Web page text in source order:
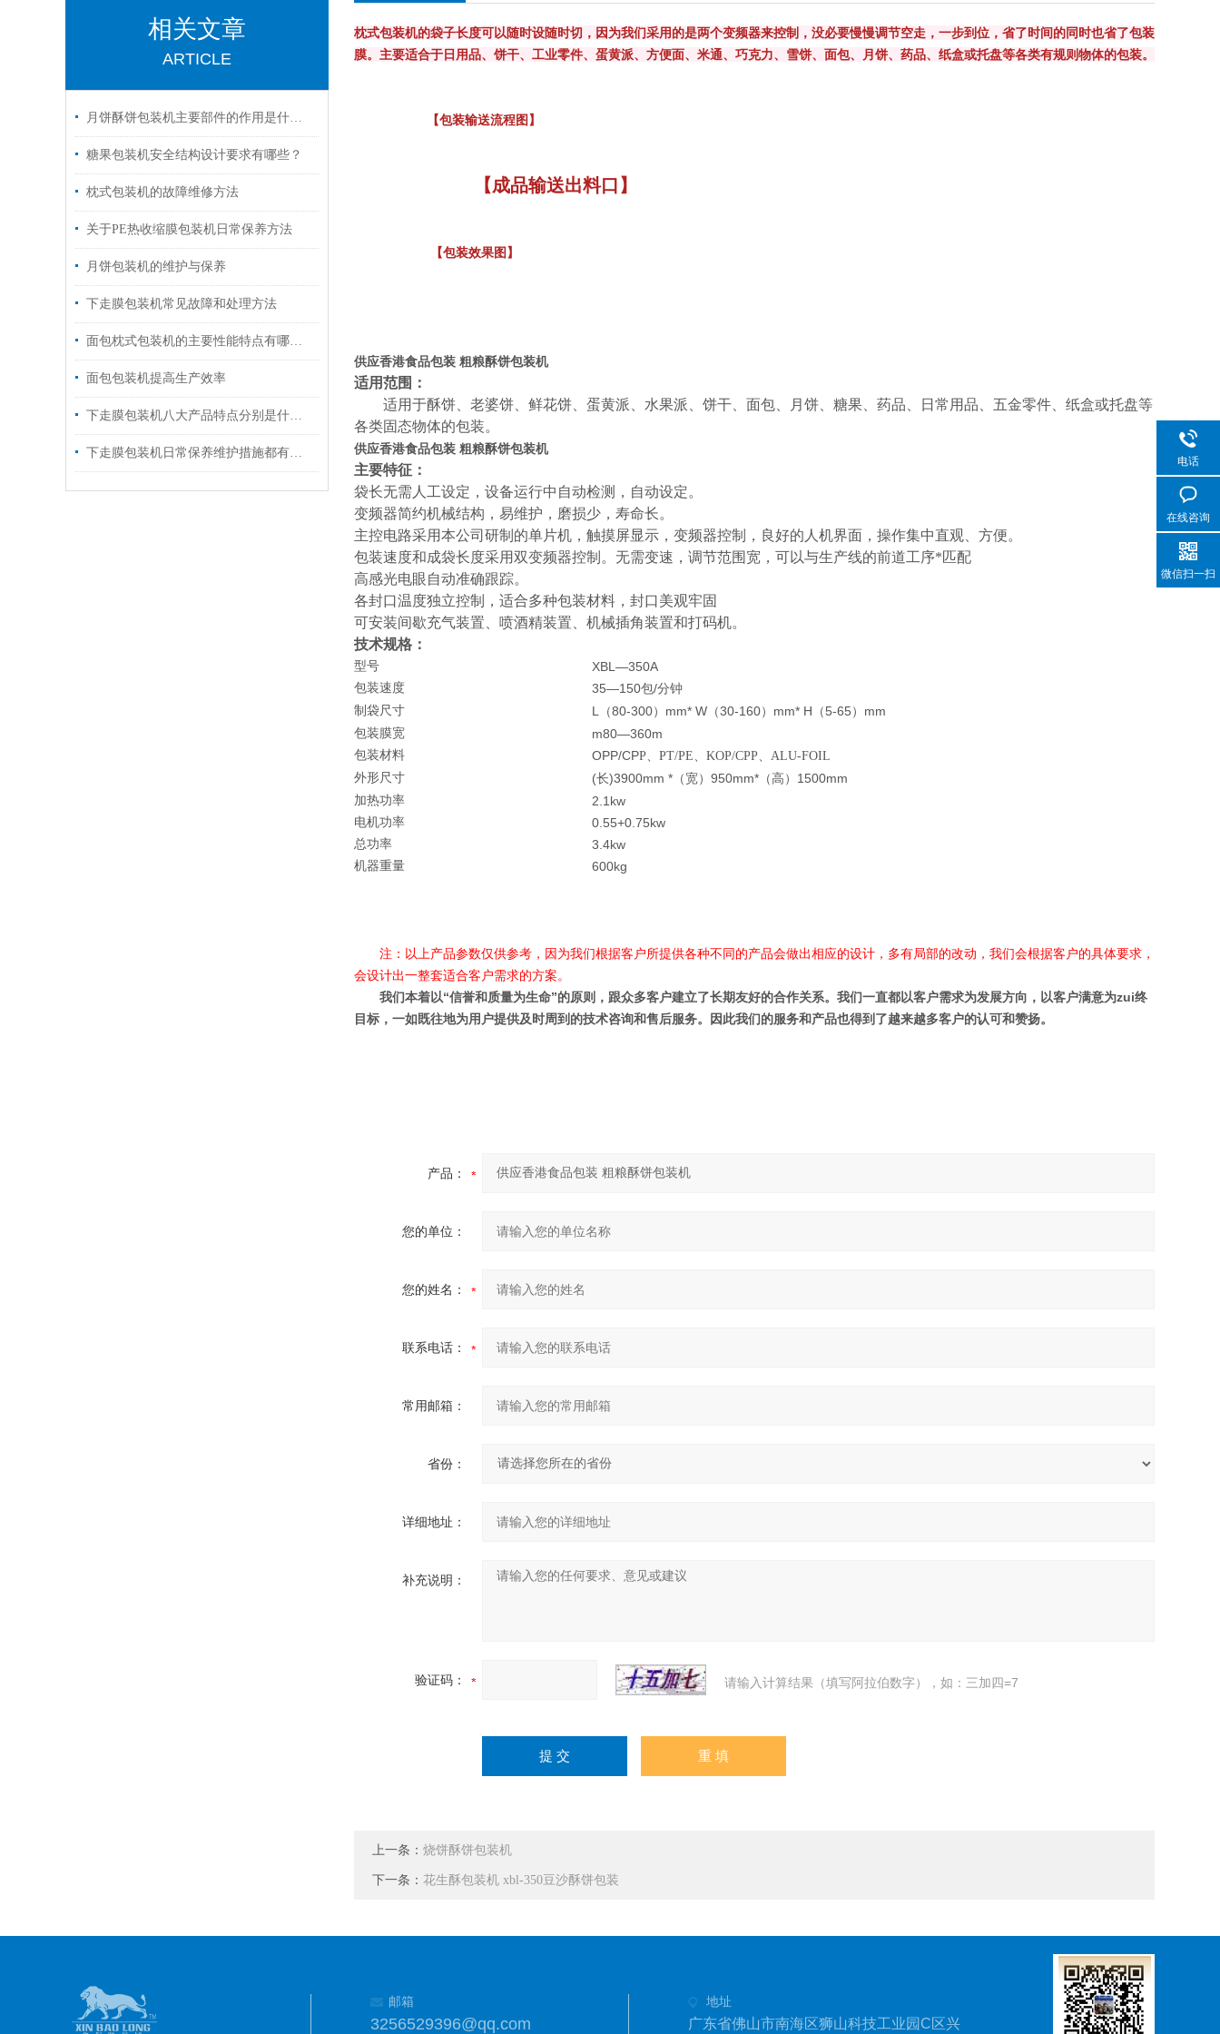
相关文章
ARTICLE
月饼酥饼包装机主要部件的作用是什么呢
糖果包装机安全结构设计要求有哪些？
枕式包装机的故障维修方法
关于PE热收缩膜包装机日常保养方法
月饼包装机的维护与保养
下走膜包装机常见故障和处理方法
面包枕式包装机的主要性能特点有哪些？
面包包装机提高生产效率
下走膜包装机八大产品特点分别是什么？
下走膜包装机日常保养维护措施都有什么？
枕式包装机的袋子长度可以随时设随时切，因为我们采用的是两个变频器来控制，没必要慢慢调节空走，一步到位，省了时间的同时也省了包装
膜。主要适合于日用品、饼干、工业零件、蛋黄派、方便面、米通、巧克力、雪饼、面包、月饼、药品、纸盒或托盘等各类有规则物体的包装。
【包装输送流程图】
【成品输送出料口】
【包装效果图】
供应香港食品包装 粗粮酥饼包装机
适用范围：
适用于酥饼、老婆饼、鲜花饼、蛋黄派、水果派、饼干、面包、月饼、糖果、药品、日常用品、五金零件、纸盒或托盘等
各类固态物体的包装。
供应香港食品包装 粗粮酥饼包装机
主要特征：
袋长无需人工设定，设备运行中自动检测，自动设定。
变频器简约机械结构，易维护，磨损少，寿命长。
主控电路采用本公司研制的单片机，触摸屏显示，变频器控制，良好的人机界面，操作集中直观、方便。
包装速度和成袋长度采用双变频器控制。无需变速，调节范围宽，可以与生产线的前道工序*匹配
高感光电眼自动准确跟踪。
各封口温度独立控制，适合多种包装材料，封口美观牢固
可安装间歇充气装置、喷酒精装置、机械插角装置和打码机。
技术规格：
型号 XBL—350A
包装速度 35—150包/分钟
制袋尺寸
L （80-300） mm* W （30-160） mm* H （5-65 ） mm
包装膜宽 m80—360m
包装材料 OPP/CPP、PT/PE、KOP/CPP、ALU-FOIL
外形尺寸
(长)3900mm * （宽） 950mm* （高） 1500mm
加热功率 2.1kw
电机功率 0.55+0.75kw
总功率 3.4kw
机器重量 600kg
注：以上产品参数仅供参考，因为我们根据客户所提供各种不同的产品会做出相应的设计，多有局部的改动，我们会根据客户的具体要求，
会设计出一整套适合客户需求的方案。
我们本着以“信誉和质量为生命”的原则，跟众多客户建立了长期友好的合作关系。我们一直都以客户需求为发展方向，以客户满意为zui终
目标，一如既往地为用户提供及时周到的技术咨询和售后服务。因此我们的服务和产品也得到了越来越多客户的认可和赞扬。
产品：
您的单位：
您的姓名：
联系电话：
常用邮箱：
省份：
详细地址：
补充说明：
验证码： 请输入计算结果（填写阿拉伯数字），如：三加四=7
上一条： 烧饼酥饼包装机
下一条： 花生酥包装机 xbl-350豆沙酥饼包装
邮箱
3256529396@qq.com
地址
广东省佛山市南海区狮山科技工业园C区兴
电话
在线咨询
微信扫一扫